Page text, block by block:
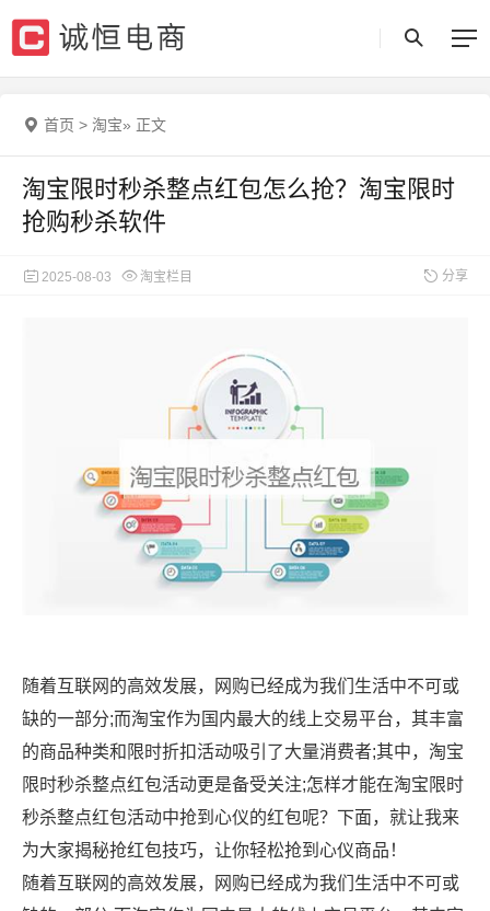
首页 > 淘宝» 正文
淘宝限时秒杀整点红包怎么抢？淘宝限时
抢购秒杀软件
2025-08-03 淘宝栏目 分享
随着互联网的高效发展，网购已经成为我们生活中不可或
缺的一部分;而淘宝作为国内最大的线上交易平台，其丰富
的商品种类和限时折扣活动吸引了大量消费者;其中，淘宝
限时秒杀整点红包活动更是备受关注;怎样才能在淘宝限时
秒杀整点红包活动中抢到心仪的红包呢？下面，就让我来
为大家揭秘抢红包技巧，让你轻松抢到心仪商品！
随着互联网的高效发展，网购已经成为我们生活中不可或